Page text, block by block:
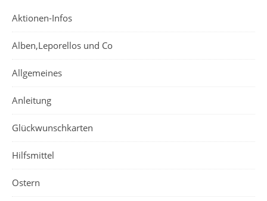
Aktionen-Infos
Alben,Leporellos und Co
Allgemeines
Anleitung
Glückwunschkarten
Hilfsmittel
Ostern